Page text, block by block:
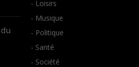
- Loisirs
- Musique
- Politique
- Santé
- Société